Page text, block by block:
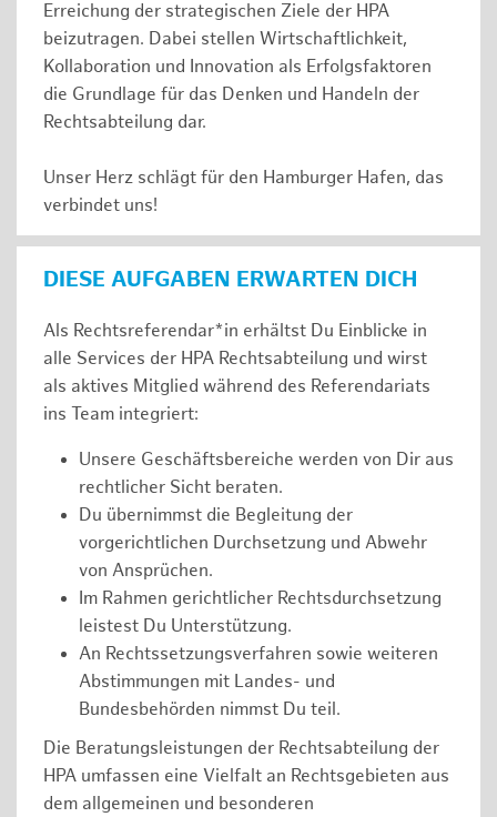
Erreichung der strategischen Ziele der HPA
beizutragen. Dabei stellen Wirtschaftlichkeit,
Kollaboration und Innovation als Erfolgsfaktoren
die Grundlage für das Denken und Handeln der
Rechtsabteilung dar.
Unser Herz schlägt für den Hamburger Hafen, das
verbindet uns!
DIESE AUFGABEN ERWARTEN DICH
Als Rechtsreferendar*in erhältst Du Einblicke in
alle Services der HPA Rechtsabteilung und wirst
als aktives Mitglied während des Referendariats
ins Team integriert:
Unsere Geschäftsbereiche werden von Dir aus
rechtlicher Sicht beraten.
Du übernimmst die Begleitung der
vorgerichtlichen Durchsetzung und Abwehr
von Ansprüchen.
Im Rahmen gerichtlicher Rechtsdurchsetzung
leistest Du Unterstützung.
An Rechtssetzungsverfahren sowie weiteren
Abstimmungen mit Landes- und
Bundesbehörden nimmst Du teil.
Die Beratungsleistungen der Rechtsabteilung der
HPA umfassen eine Vielfalt an Rechtsgebieten aus
dem allgemeinen und besonderen